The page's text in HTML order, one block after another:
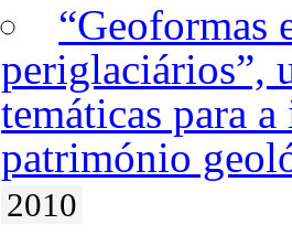
“Geoformas
periglaciários”,
temáticas para
património
2010